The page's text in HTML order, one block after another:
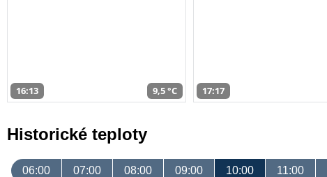
16:13 9,5 °C 17:17
Historické teploty
06:00 07:00 08:00 09:00 10:00 11:00